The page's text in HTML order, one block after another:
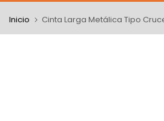
Inicio Cinta Larga Metálica Tipo